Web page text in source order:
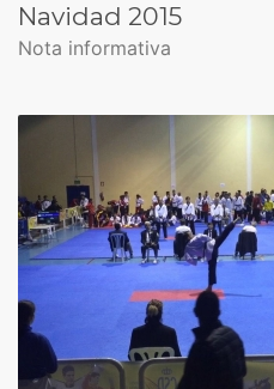
Navidad 2015
Nota informativa